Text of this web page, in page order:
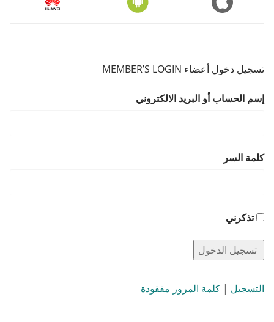
تسجيل دخول أعضاء MEMBER’S LOGIN
إسم الحساب أو البريد الالكتروني
كلمة السر
تذكرني
التسجيل | كلمة المرور مفقودة